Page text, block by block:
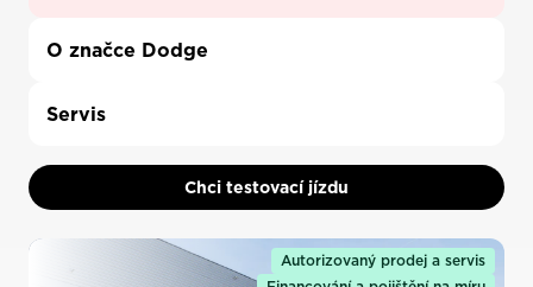
O značce Dodge
Servis
Chci testovací jízdu
Autorizovaný prodej a servis